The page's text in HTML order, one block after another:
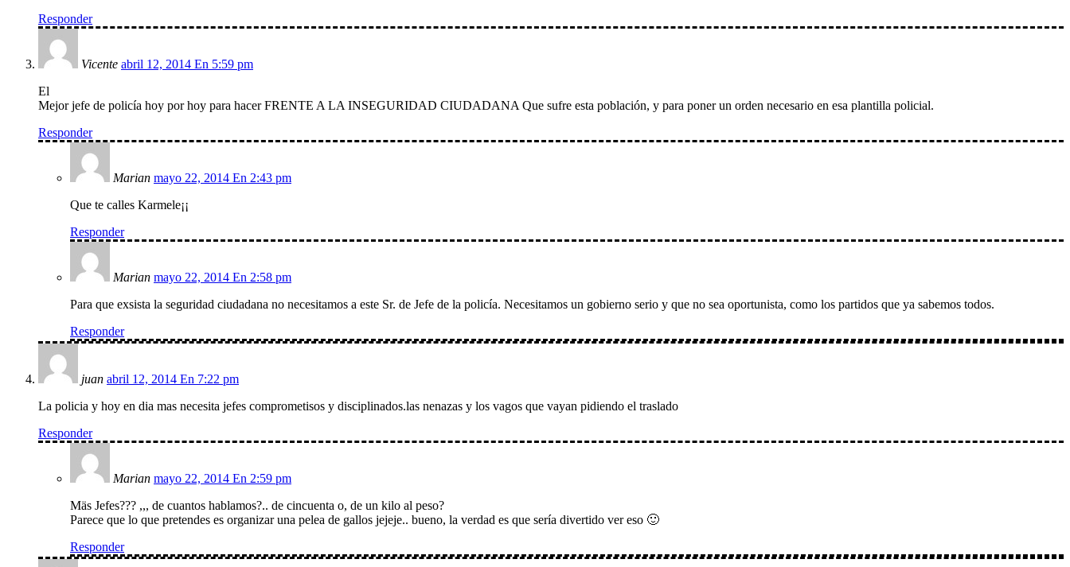
Responder
Vicente abril 12, 2014 En 5:59 pm
El
Mejor jefe de policía hoy por hoy para hacer FRENTE A LA INSEGURIDAD CIUDADANA Que sufre esta población, y para poner un orden necesario en esa plantilla policial.
Responder
Marian mayo 22, 2014 En 2:43 pm
Que te calles Karmele¡¡
Responder
Marian mayo 22, 2014 En 2:58 pm
Para que exsista la seguridad ciudadana no necesitamos a este Sr. de Jefe de la policía. Necesitamos un gobierno serio y que no sea oportunista, como los partidos que ya sabemos todos.
Responder
juan abril 12, 2014 En 7:22 pm
La policia y hoy en dia mas necesita jefes comprometisos y disciplinados.las nenazas y los vagos que vayan pidiendo el traslado
Responder
Marian mayo 22, 2014 En 2:59 pm
Mäs Jefes??? ,,, de cuantos hablamos?.. de cincuenta o, de un kilo al peso?
Parece que lo que pretendes es organizar una pelea de gallos jejeje.. bueno, la verdad es que sería divertido ver eso 🙂
Responder